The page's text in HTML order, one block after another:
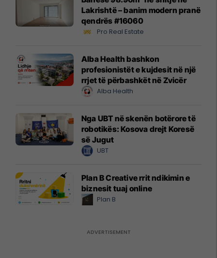
Lakrishtë – banim modern pranë
qendrës #16060
Pro Real Estate
Alba Health bashkon
profesionistët e kujdesit në një
rrjet të përbashkët në Zvicër
Alba Health
Nga UBT në skenën botërore të
robotikës: Kosova drejt Koresë
së Jugut
UBT
Plan B Creative rrit ndikimin e
biznesit tuaj online
Plan B